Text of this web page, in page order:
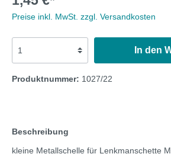
Preise inkl. MwSt. zzgl. Versandkosten
In den
Produktnummer: 1027/22
Beschreibung
kleine Metallschelle für Lenkmanschette